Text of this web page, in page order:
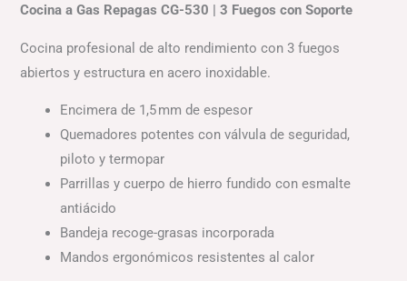
Original
Era:
2,530.00€.
Actual
Es:
2,150.50€.
Cocina a Gas Repagas CG-530 | 3 Fuegos con Soporte
Cocina profesional de alto rendimiento con 3 fuegos
abiertos y estructura en acero inoxidable.
Encimera de 1,5 mm de espesor
Quemadores potentes con válvula de seguridad,
piloto y termopar
Parrillas y cuerpo de hierro fundido con esmalte
antiácido
Bandeja recoge-grasas incorporada
Mandos ergonómicos resistentes al calor